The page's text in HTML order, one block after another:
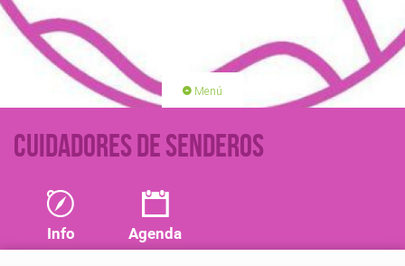
Menú
HAZTE SOCIO
Cuidadores de Senderos
Info Agenda